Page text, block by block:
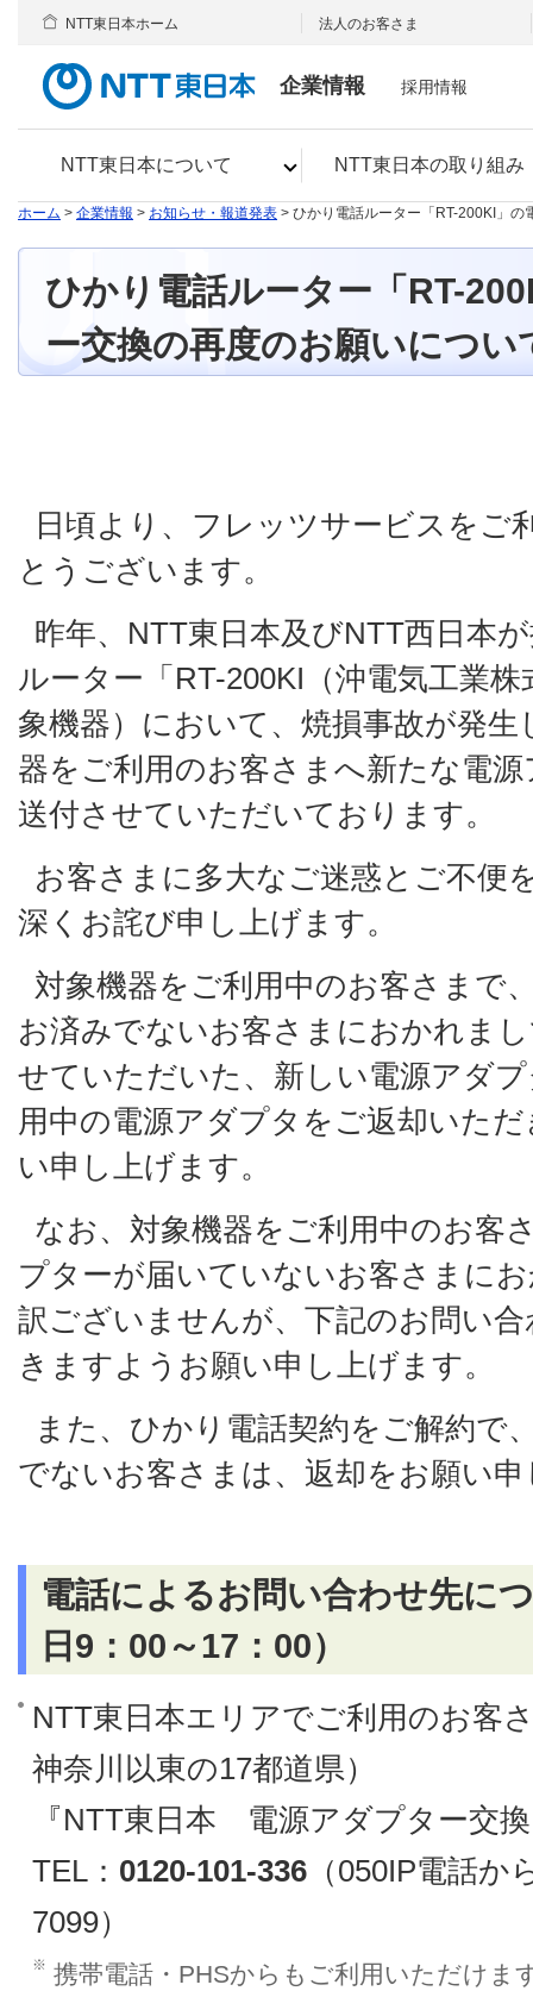
企業情報
NTT東日本について NTT東日本の取り組み
NTT東日本ホーム 法人のお客さま
採用情報
ホーム > 企業情報 > お知らせ・報道発表 > ひかり電話ルーター「RT-200KI」
ひかり電話ルーター「RT-
ー交換の再度のお願いについ
日頃より、フレッツサービスをご
とうございます。
昨年、NTT東日本及びNTT西日本
ルーター「RT-200KI（沖電気工業
象機器）において、焼損事故が発
器をご利用のお客さまへ新たな電
送付させていただいております。
お客さまに多大なご迷惑とご不便
深くお詫び申し上げます。
対象機器をご利用中のお客さまで
お済みでないお客さまにおかれま
せていただいた、新しい電源アダ
用中の電源アダプタをご返却いた
い申し上げます。
なお、対象機器をご利用中のお客
プターが届いていないお客さまに
訳ございませんが、下記のお問い
きますようお願い申し上げます。
また、ひかり電話契約をご解約で
でないお客さまは、返却をお願い
電話によるお問い合わせ先に
日9：00～17：00）
NTT東日本エリアでご利用のお客
神奈川以東の17都道県）
『NTT東日本 電源アダプター交
TEL： 0120-101-336 （050IP電話か
7099）
※ 携帯電話・PHSからもご利用いただけま